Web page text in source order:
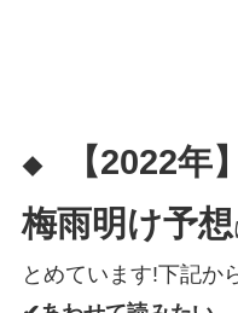
◆
【2022年
梅雨明け予想
とめています!下記か